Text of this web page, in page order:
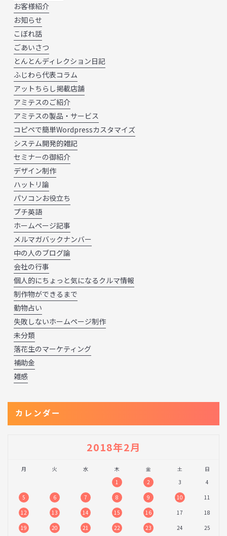
お客様紹介
お知らせ
こぼれ話
ごあいさつ
とんとんディレクション日記
ふじわら代表コラム
アットちらし掲載店舗
アミテスのご紹介
アミテスの製品・サービス
コピペで簡単Wordpressカスタマイズ
システム開発的雑記
セミナーの御紹介
デザイン制作
ハットリ論
パソコンお役立ち
プチ英語
ホームページ記事
メルマガバックナンバー
中の人のブログ論
会社の行事
個人的にちょっと気になるクルマ情報
制作物ができるまで
動物占い
失敗しないホームページ制作
未分類
落花生のマーケティング
補助金
雑感
カレンダー
2018年2月
月 火 水 木 金 土
日
1
2 3
4
5
6 7 8 9 10
11
12
13 14 15 16 17
18
19
20 21 22 23 24
25